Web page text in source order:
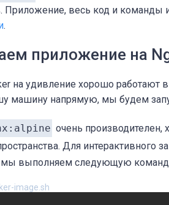
Приложение, весь код и команды
.
приложение на
на удивление хорошо работают
машину напрямую, мы будем
очень производителен,
Для интерактивного
мы выполняем следующую
image.sh